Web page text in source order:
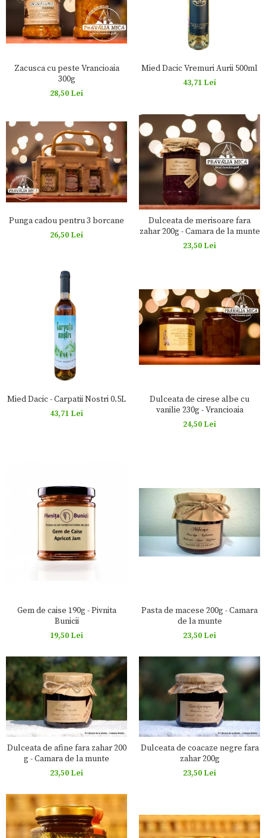
Zacusca cu peste Vrancioaia
300g
28,50 Lei
Mied Dacic Vremuri Aurii 500ml
43,71 Lei
Punga cadou pentru 3 borcane
26,50 Lei
Dulceata de merisoare fara
zahar 200g - Camara de la munte
23,50 Lei
Mied Dacic - Carpatii Nostri 0.5L
43,71 Lei
Dulceata de cirese albe cu
vanilie 230g - Vrancioaia
24,50 Lei
Gem de caise 190g - Pivnita
Bunicii
19,50 Lei
Pasta de macese 200g - Camara
de la munte
23,50 Lei
Dulceata de afine fara zahar 200
g - Camara de la munte
23,50 Lei
Dulceata de coacaze negre fara
zahar 200g
23,50 Lei